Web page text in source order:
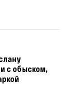
с обыском,